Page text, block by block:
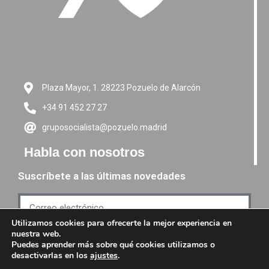
Plaza Mayor, 1. 28223 Pozuelo de Alarcón
+34 91 452 27 27
gruposocialista@pozuelo.madrid
Habla con nosotros
Suscríbete a las últimas novedades
Suscríbete
Utilizamos cookies para ofrecerte la mejor experiencia en
nuestra web.
Puedes aprender más sobre qué cookies utilizamos o
desactivarlas en los ajustes.